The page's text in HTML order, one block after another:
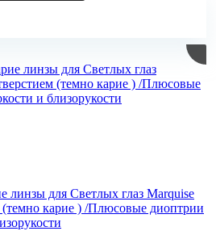
линзы для Светлых глаз Marquise
(темно карие ) /Плюсовые диоптрии